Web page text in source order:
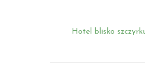
Hotel blisko